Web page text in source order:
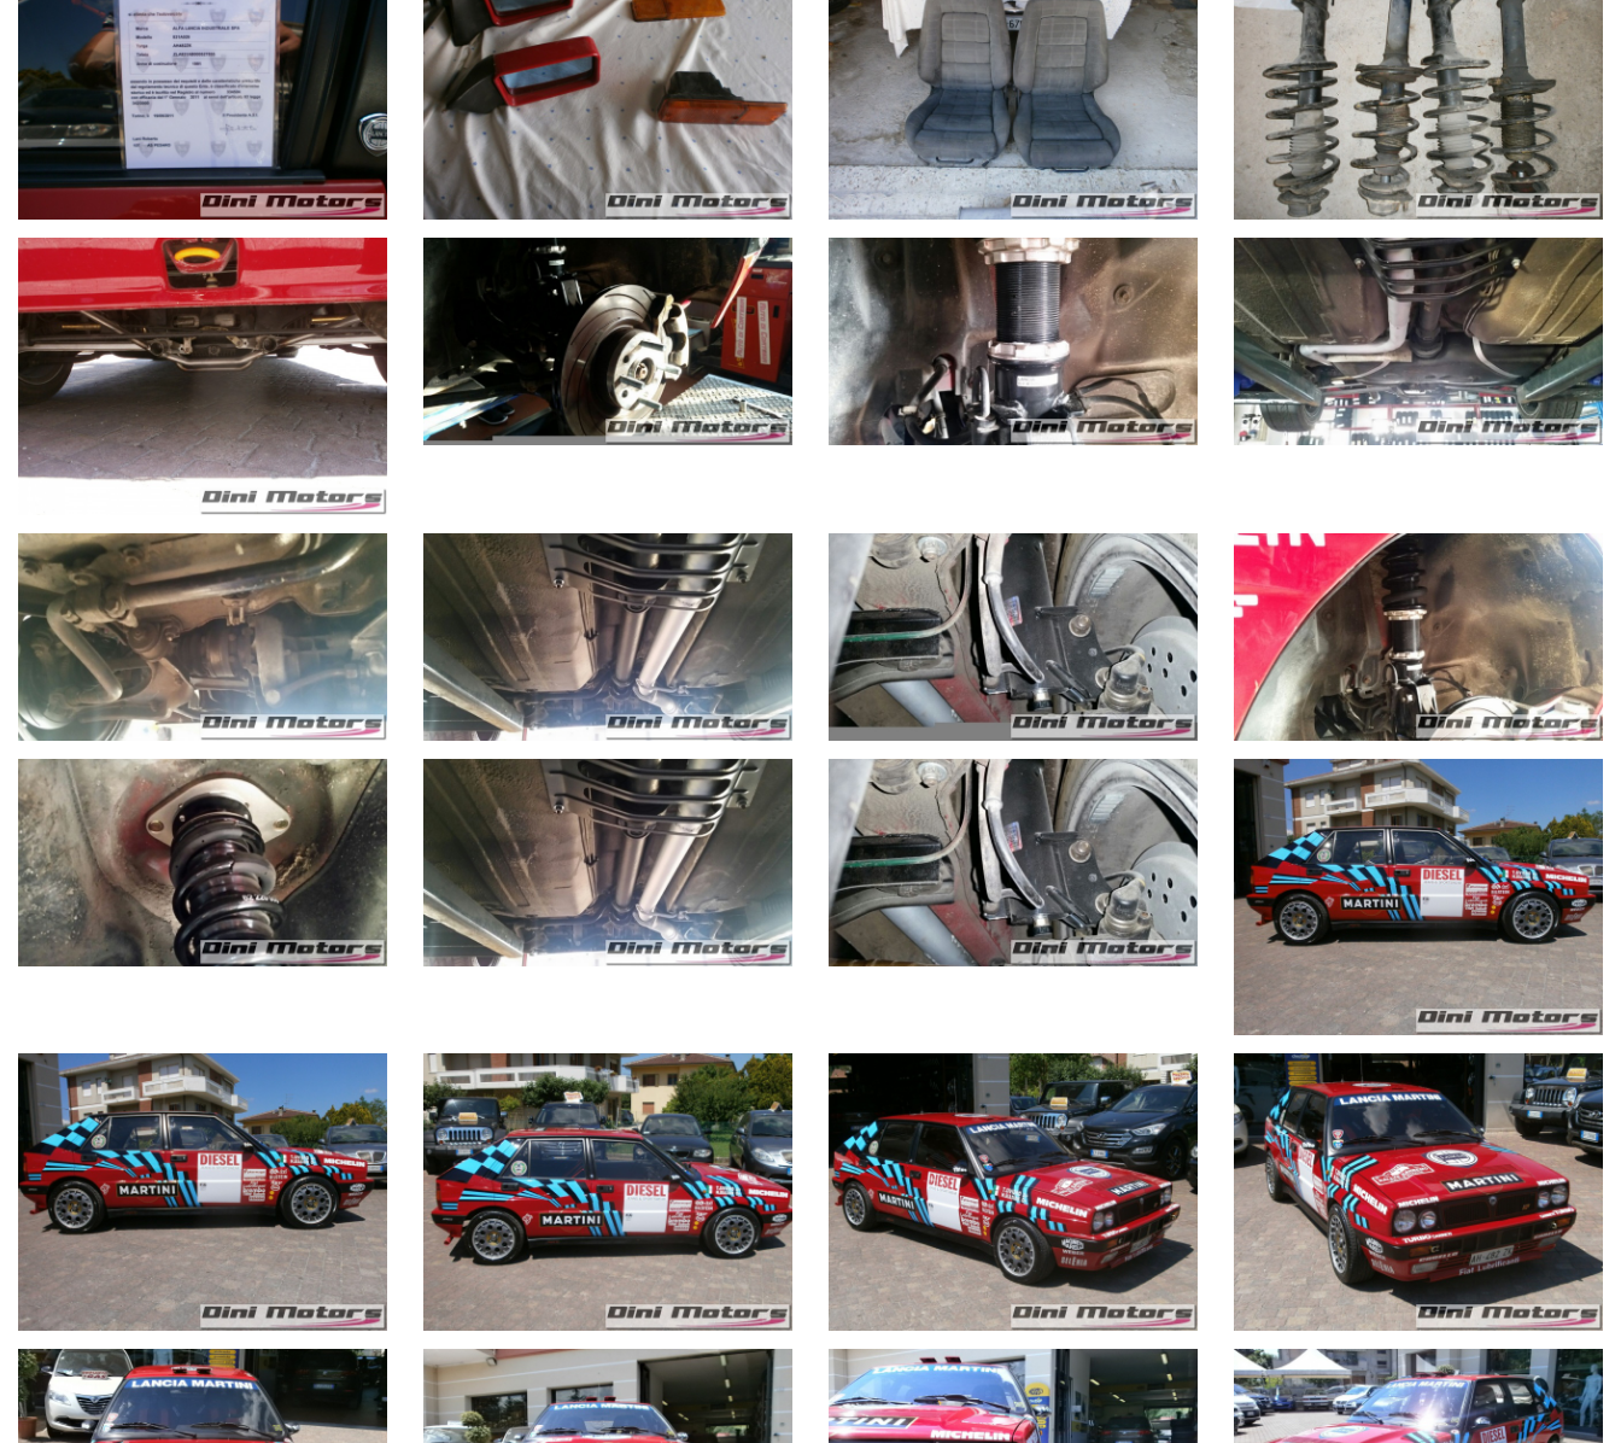
I dettagli dell'annuncio in rari casi potrebbero non essere aggiornati o controllati, si prega pertanto di chiederne sempre conferma.
Andrea